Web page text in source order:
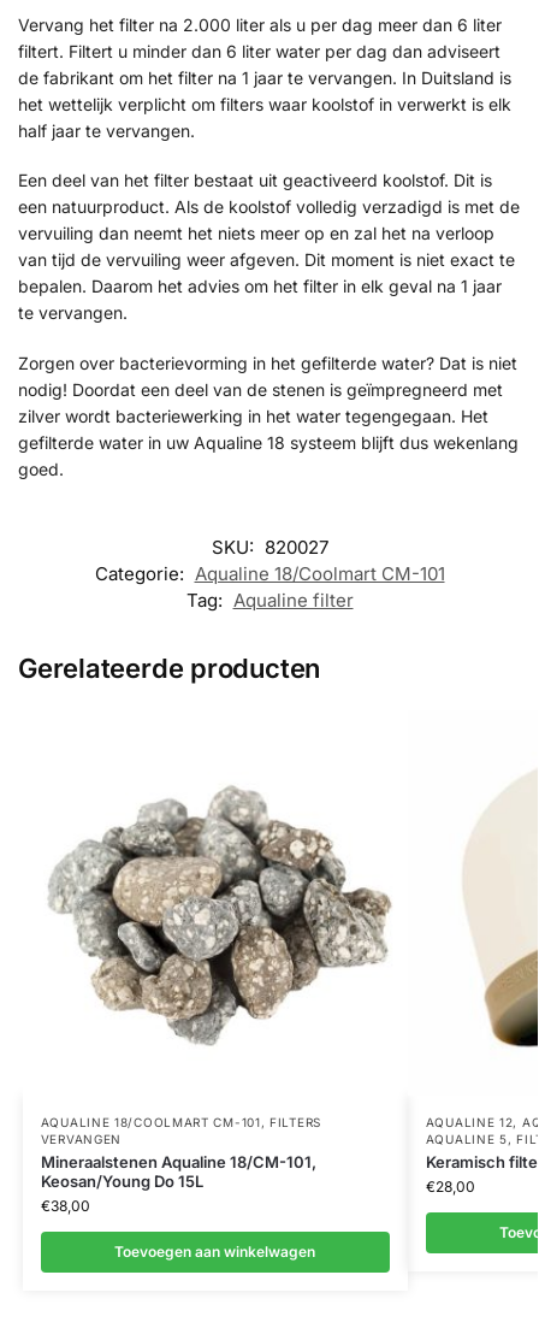
Vervang het filter na 2.000 liter als u per dag meer dan 6 liter
filtert. Filtert u minder dan 6 liter water per dag dan adviseert
de fabrikant om het filter na 1 jaar te vervangen. In Duitsland is
het wettelijk verplicht om filters waar koolstof in verwerkt is elk
half jaar te vervangen.
Een deel van het filter bestaat uit geactiveerd koolstof. Dit is
een natuurproduct. Als de koolstof volledig verzadigd is met de
vervuiling dan neemt het niets meer op en zal het na verloop
van tijd de vervuiling weer afgeven. Dit moment is niet exact te
bepalen. Daarom het advies om het filter in elk geval na 1 jaar
te vervangen.
Zorgen over bacterievorming in het gefilterde water? Dat is niet
nodig! Doordat een deel van de stenen is geïmpregneerd met
zilver wordt bacteriewerking in het water tegengegaan. Het
gefilterde water in uw Aqualine 18 systeem blijft dus wekenlang
goed.
SKU: 820027
Categorie: Aqualine 18/Coolmart CM-101
Tag: Aqualine filter
Gerelateerde producten
AQUALINE 18/COOLMART CM-101, FILTERS
VERVANGEN
Mineraalstenen Aqualine 18/CM-101,
Keosan/Young Do 15L
€38,00
Toevoegen aan winkelwagen
AQUALINE 12,
AQUALINE 5,
Keramisch
€28,00